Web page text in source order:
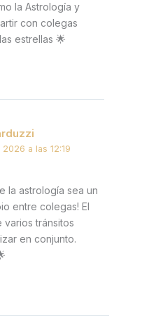
la Astrología y
con colegas
estrellas 🌟
a las 12:19
la astrología sea un
entre colegas! El
varios tránsitos
en conjunto.